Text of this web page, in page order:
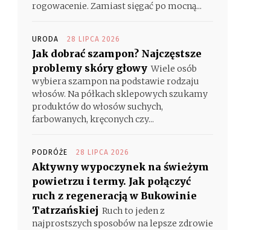
rogowacenie. Zamiast sięgać po mocną...
URODA 28 LIPCA 2026
Jak dobrać szampon? Najczęstsze
problemy skóry głowy Wiele osób
wybiera szampon na podstawie rodzaju
włosów. Na półkach sklepowych szukamy
produktów do włosów suchych,
farbowanych, kręconych czy...
PODRÓŻE 28 LIPCA 2026
Aktywny wypoczynek na świeżym
powietrzu i termy. Jak połączyć
ruch z regeneracją w Bukowinie
Tatrzańskiej Ruch to jeden z
najprostszych sposobów na lepsze zdrowie